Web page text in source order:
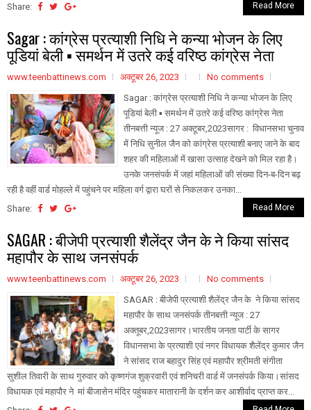
Share:
Read More
Sagar : कांग्रेस प्रत्याशी निधि ने कन्या भोजन के लिए
पूडियां बेली ▪️ समर्थन में उतरे कई वरिष्ठ कांग्रेस नेता
www.teenbattinews.com अक्टूबर 26, 2023
No comments
Sagar : कांग्रेस प्रत्याशी निधि ने कन्या भोजन के लिए
पूडियां बेली ▪️ समर्थन में उतरे कई वरिष्ठ कांग्रेस नेता
तीनबत्ती न्यूज : 27 अक्टूबर,2023सागर : विधानसभा चुनाव
में निधि सुनील जैन को कांग्रेस प्रत्याशी बनाए जाने के बाद
शहर की महिलाओं में खासा उत्साह देखने को मिल रहा है।
उनके जनसंपर्क में जहां महिलाओं की संख्या दिन-ब-दिन बढ़
रही है वहीं वार्ड मोहल्ले में पहुंचने पर महिला वर्ग द्वारा घरों से निकलकर उनका...
Share:
Read More
SAGAR : बीजेपी प्रत्याशी शैलेंद्र जैन के ने किया सांसद
महापौर के साथ जनसंपर्क
www.teenbattinews.com अक्टूबर 26, 2023
No comments
SAGAR : बीजेपी प्रत्याशी शैलेंद्र जैन के ने किया सांसद
महापौर के साथ जनसंपर्क तीनबत्ती न्यूज : 27
अक्तूबर,2023सागर।भारतीय जनता पार्टी के सागर
विधानसभा के प्रत्याशी एवं नगर विधायक शैलेंद्र कुमार जैन
ने सांसद राज बहादुर सिंह एवं महापौर श्रीमती संगीता
सुशील तिवारी के साथ गुरुवार को कृष्णगंज शुक्रवारी एवं शनिचरी वार्ड में जनसंपर्क किया।सांसद
विधायक एवं महापौर ने मां बीजासेन मंदिर पहुंचकर मातारानी के दर्शन कर आशीर्वाद प्राप्त कर...